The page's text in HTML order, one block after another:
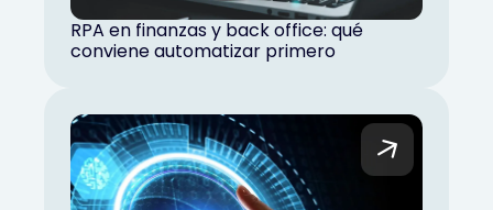
RPA en finanzas y back office: qué
conviene automatizar primero